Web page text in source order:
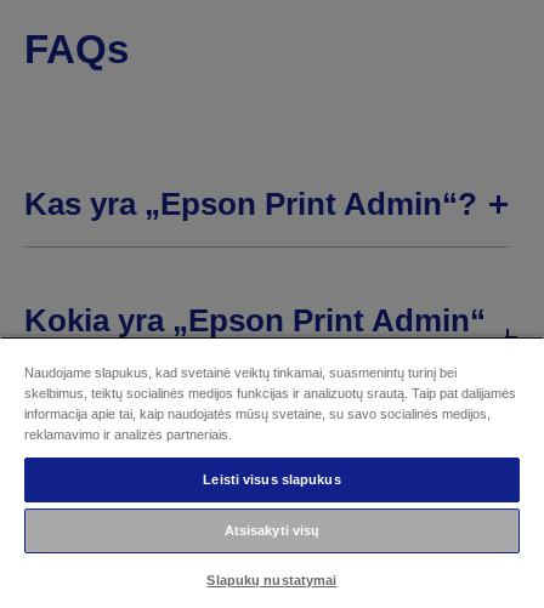
FAQs
Kas yra „Epson Print Admin“?
Kokia yra „Epson Print Admin“
Kokias sekimo ir ataskaitų
teikimo galimybes siūlo „Epson
Print Admin“?
Naudojame slapukus, kad svetainė veiktų tinkamai, suasmenintų turinį bei
skelbimus, teiktų socialinės medijos funkcijas ir analizuotų srautą. Taip pat dalijamės
informacija apie tai, kaip naudojatės mūsų svetaine, su savo socialinės medijos,
reklamavimo ir analizės partneriais.
Leisti visus slapukus
Atsisakyti visų
Slapukų nustatymai